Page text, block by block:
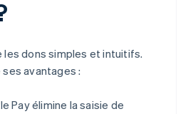
les dons simples et intuitifs.
avantages :
Pay élimine la saisie de